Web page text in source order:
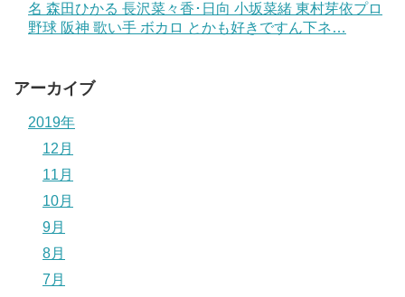
名 森田ひかる 長沢菜々香･日向 小坂菜緒 東村芽依プロ
野球 阪神 歌い手 ボカロ とかも好きですん下ネ…
アーカイブ
2019年
12月
11月
10月
9月
8月
7月